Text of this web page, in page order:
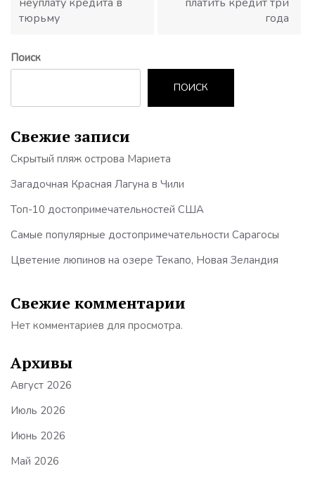
тюрьму
года
Поиск
ПОИСК
Свежие записи
Скрытый пляж острова Мариета
Загадочная Красная Лагуна в Чили
Топ-10 достопримечательностей США
Самые популярные достопримечательности Сарагосы
Цветение люпинов на озере Текапо, Новая Зеландия
Свежие комментарии
Нет комментариев для просмотра.
Архивы
Август 2026
Июль 2026
Июнь 2026
Май 2026